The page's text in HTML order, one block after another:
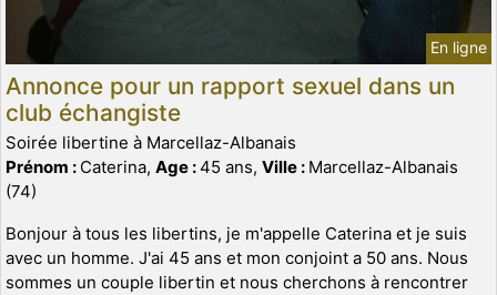
En ligne
Annonce pour un rapport sexuel dans un
club échangiste
Soirée libertine à Marcellaz-Albanais
Prénom : Caterina, Age :45 ans, Ville : Marcellaz-Albanais
(74)
Bonjour à tous les libertins, je m'appelle Caterina et je suis
avec un homme. J'ai 45 ans et mon conjoint a 50 ans. Nous
sommes un couple libertin et nous cherchons à rencontrer